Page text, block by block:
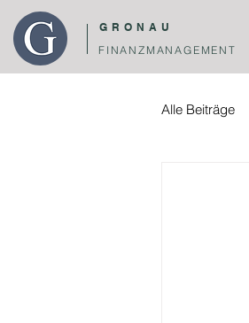
GRONAU
FINANZMANAGEMENT
Alle Beiträge